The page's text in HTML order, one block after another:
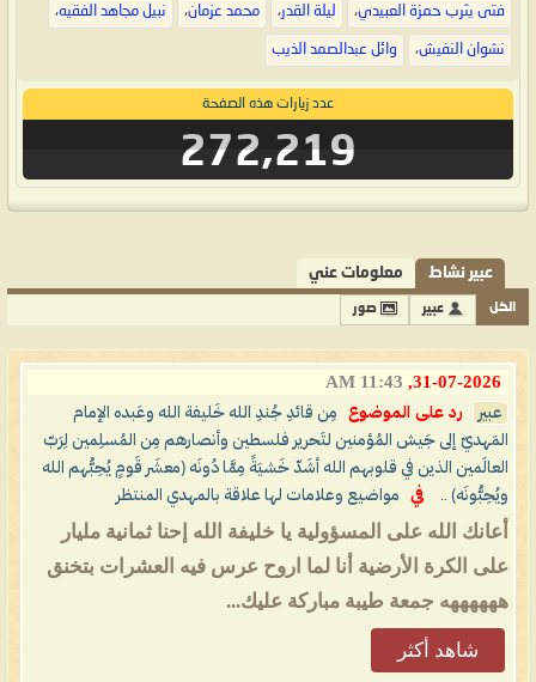
فتى يثرب حمزة العبيدي، ليلة القدر، محمد عزمان، نبيل مجاهد الفقيه،
نشوان النفيش، وائل عبدالصمد الذيب
عدد زيارات هذه الصفحة
272,219
عبير نشاط معلومات عني
الكل عبير صور
31-07-2026,
11:43 AM
عبير رد على الموضوع
مِن قائدِ جُندِ الله خَليفة الله وعَبده الإمام
المَهديّ إلى جَيش المُؤمنين لتَحرير فلسطين وأنصارهم مِن المُسلِمين لِرَبّ
العالَمين الذين في قلوبهم الله أشَدّ خَشيَةً مِمَّا دُونَه (معشَر قَومٍ يُحِبُّهم الله
ويُحِبُّونَه) ..
في مواضيع وعلامات لها علاقة بالمهدي المنتظر
أعانك الله على المسؤولية يا خليفة الله إحنا ثمانية مليار
على الكرة الأرضية أنا لما اروح عرس فيه العشرات بتخنق
ههههههه جمعة طيبة مباركة عليك...
شاهد أكثر